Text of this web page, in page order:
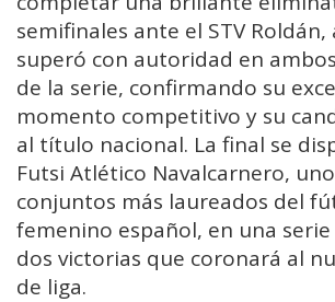
semifinales ante el STV Roldán,
superó con autoridad en
de la serie, confirmando su
momento competitivo y su
al título nacional. La final se
Futsi Atlético Navalcarnero,
conjuntos más laureados del
femenino español, en una
dos victorias que coronará al
de liga.